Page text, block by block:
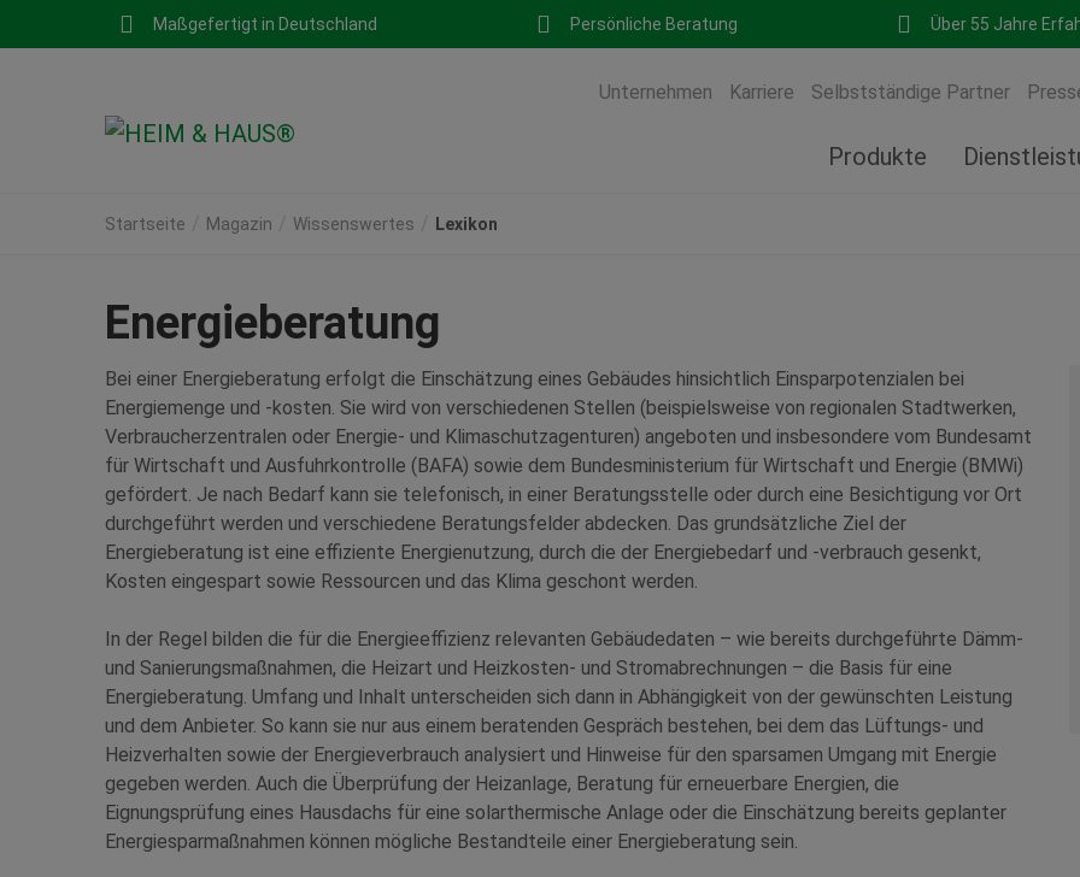
Maßgefertigt in Deutschland Persönliche Beratung Über 55 Jahre
Unternehmen Karriere Selbstständige Partner
Produkte
Startseite Magazin Wissenswertes Lexikon
Energieberatung
Bei einer Energieberatung erfolgt die Einschätzung eines Gebäudes hinsichtlich Einsparpotenzialen bei
Energiemenge und -kosten. Sie wird von verschiedenen Stellen (beispielsweise von regionalen Stadtwerken,
Verbraucherzentralen oder Energie- und Klimaschutzagenturen) angeboten und insbesondere vom Bundesamt
für Wirtschaft und Ausfuhrkontrolle (BAFA) sowie dem Bundesministerium für Wirtschaft und Energie (BMWi)
gefördert. Je nach Bedarf kann sie telefonisch, in einer Beratungsstelle oder durch eine Besichtigung vor Ort
durchgeführt werden und verschiedene Beratungsfelder abdecken. Das grundsätzliche Ziel der
Energieberatung ist eine effiziente Energienutzung, durch die der Energiebedarf und -verbrauch gesenkt,
Kosten eingespart sowie Ressourcen und das Klima geschont werden.
In der Regel bilden die für die Energieeffizienz relevanten Gebäudedaten – wie bereits durchgeführte Dämm-
und Sanierungsmaßnahmen, die Heizart und Heizkosten- und Stromabrechnungen – die Basis für eine
Energieberatung. Umfang und Inhalt unterscheiden sich dann in Abhängigkeit von der gewünschten Leistung
und dem Anbieter. So kann sie nur aus einem beratenden Gespräch bestehen, bei dem das Lüftungs- und
Heizverhalten sowie der Energieverbrauch analysiert und Hinweise für den sparsamen Umgang mit Energie
gegeben werden. Auch die Überprüfung der Heizanlage, Beratung für erneuerbare Energien, die
Eignungsprüfung eines Hausdachs für eine solarthermische Anlage oder die Einschätzung bereits geplanter
Energiesparmaßnahmen können mögliche Bestandteile einer Energieberatung sein.